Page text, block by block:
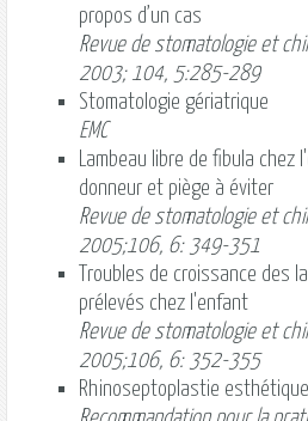
propos d’un cas
Revue de stomatologie et
2003; 104, 5:285-289
Stomatologie gériatrique
EMC
Lambeau libre de fibula
donneur et piège à éviter
Revue de stomatologie et
2005;106, 6: 349-351
Troubles de croissance des
prélevés chez l'enfant
Revue de stomatologie et
2005;106, 6: 352-355
Rhinoseptoplastie